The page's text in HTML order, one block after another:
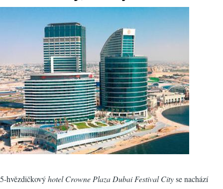
5-hvězdičkovýhotel Crowne Plaza Dubai Festival Cityse nachází